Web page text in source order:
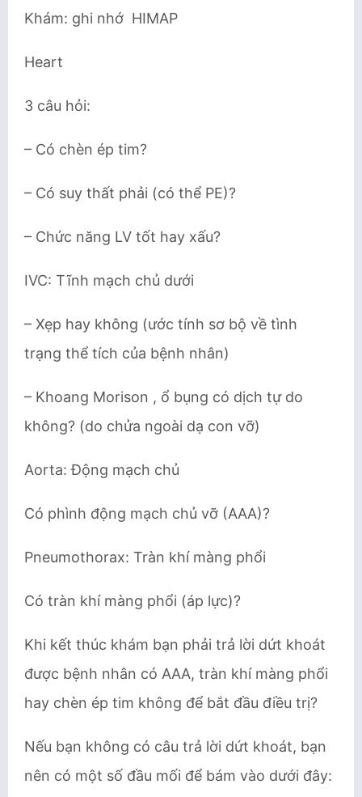
Khám: ghi nhớ HIMAP
Heart
3 câu hỏi:
– Có chèn ép tim?
– Có suy thất phải (có thể PE)?
– Chức năng LV tốt hay xấu?
IVC: Tĩnh mạch chủ dưới
– Xẹp hay không (ước tính sơ bộ về tình
trạng thể tích của bệnh nhân)
– Khoang Morison , ổ bụng có dịch tự do
không? (do chửa ngoài dạ con vỡ)
Aorta: Động mạch chủ
Có phình động mạch chủ vỡ (AAA)?
Pneumothorax: Tràn khí màng phổi
Có tràn khí màng phổi (áp lực)?
Khi kết thúc khám bạn phải trả lời dứt khoát
được bệnh nhân có AAA, tràn khí màng phổi
hay chèn ép tim không để bắt đầu điều trị?
Nếu bạn không có câu trả lời dứt khoát, bạn
nên có một số đầu mối để bám vào dưới đây: